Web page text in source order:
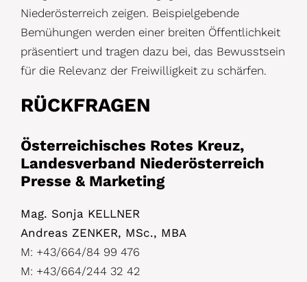
Niederösterreich zeigen. Beispielgebende
Bemühungen werden einer breiten Öffentlichkeit
präsentiert und tragen dazu bei, das Bewusstsein
für die Relevanz der Freiwilligkeit zu schärfen.
RÜCKFRAGEN
Österreichisches Rotes Kreuz,
Landesverband Niederösterreich
Presse & Marketing
Mag. Sonja KELLNER
Andreas ZENKER, MSc., MBA
M: +43/664/84 99 476
M: +43/664/244 32 42